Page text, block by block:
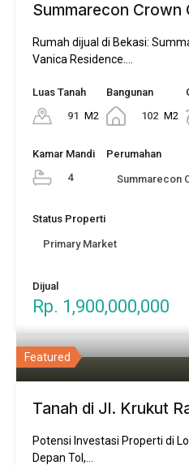
Summarecon Crown
Rumah dijual di Bekasi:
Vanica Residence.…
Luas Tanah
91 M2
Bangunan
102 M2
Kamar Mandi
4
Perumahan
Summarecon
Status Properti
Primary Market
Dijual
Rp. 1,900,000,000
Featured
Tanah di Jl. Krukut
Potensi Investasi Properti di
Depan Tol,…